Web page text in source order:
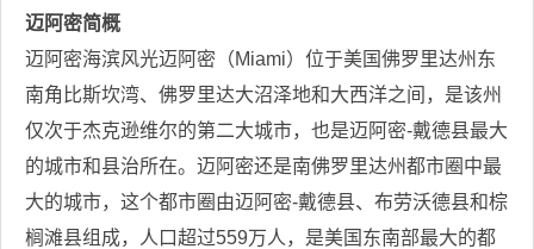
迈阿密简概
迈阿密海滨风光迈阿密（Miami）位于美国佛罗里达州东
南角比斯坎湾、佛罗里达大沼泽地和大西洋之间，是该州
仅次于杰克逊维尔的第二大城市，也是迈阿密-戴德县最大
的城市和县治所在。迈阿密还是南佛罗里达州都市圈中最
大的城市，这个都市圈由迈阿密-戴德县、布劳沃德县和棕
榈滩县组成，人口超过559万人，是美国东南部最大的都